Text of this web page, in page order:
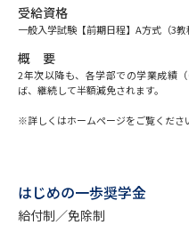
SELFBRAND特集ページ
オープンキャンパスなどを
受給資格
一般入学試験【前期日程】A方式（3
概 要
2年次以降も、各学部での学業成績
ば、継続して半額減免されます。
※詳しくはホームページをご覧くださ
はじめの一歩奨学金
給付制／免除制